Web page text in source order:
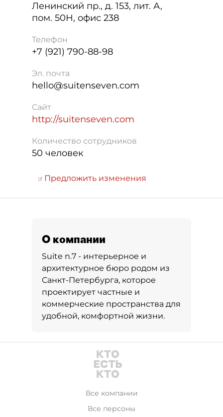
Ленинский пр., д. 153, лит. А,
пом. 50Н, офис 238
Телефон
+7 (921) 790-88-98
Эл. почта
hello@suitenseven.com
Сайт
http://suitenseven.com
Количество сотрудников
50 человек
Предложить изменения
О компании
Suite n.7 - интерьерное и
архитектурное бюро родом из
Санкт-Петербурга, которое
проектирует частные и
коммерческие пространства для
удобной, комфортной жизни.
Все компании
Все персоны